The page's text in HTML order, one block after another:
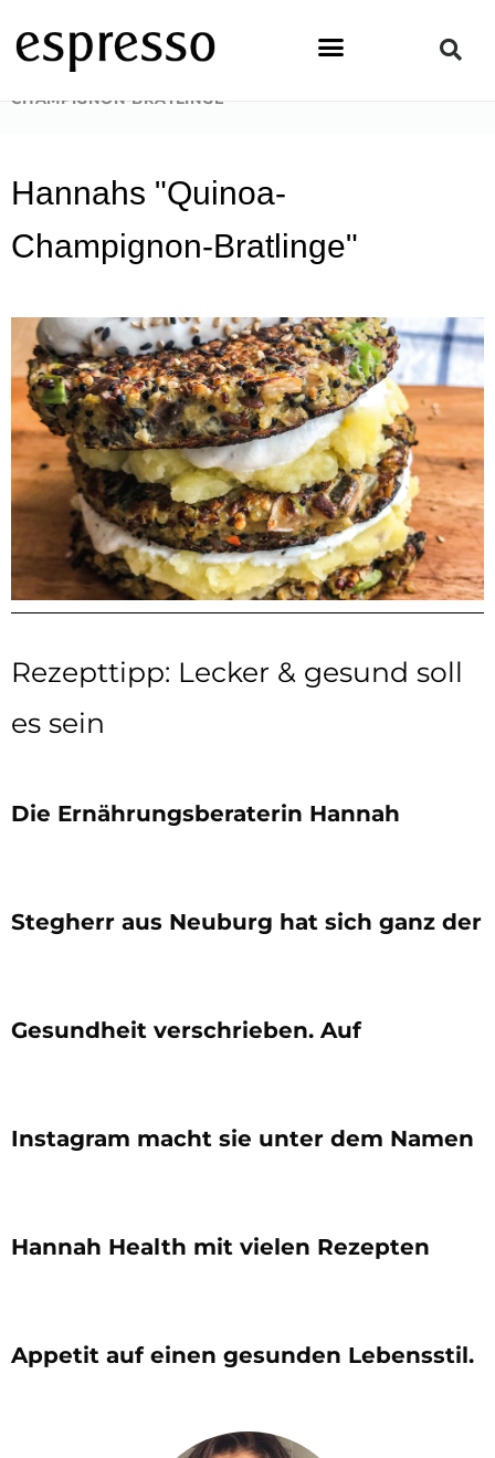
Inhalt
springen
STARTSEITE
CHAMPIGNON-BRATLINGE“
Hannahs "Quinoa-
Champignon-Bratlinge"
Rezepttipp: Lecker & gesund soll
es sein
Die Ernährungsberaterin Hannah
Stegherr aus Neuburg hat sich ganz der
Gesundheit verschrieben. Auf
Instagram macht sie unter dem Namen
Hannah Health mit vielen Rezepten
Appetit auf einen gesunden Lebensstil.